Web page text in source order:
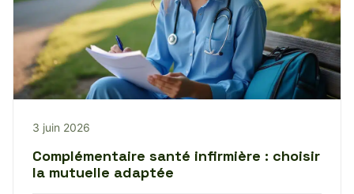
3 juin 2026
Complémentaire santé infirmière : choisir
la mutuelle adaptée